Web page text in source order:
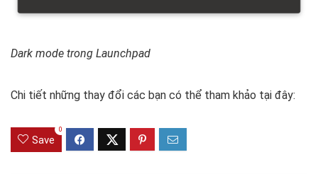
Dark mode trong Launchpad
Chi tiết những thay đổi các bạn có thể tham khảo tại đây:
Save
0